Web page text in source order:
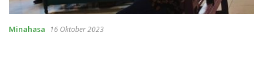
Minahasa 16 Oktober 2023